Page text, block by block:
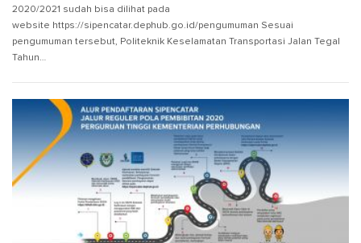
2020/2021 sudah bisa dilihat pada
website https://sipencatar.dephub.go.id/pengumuman Sesuai
pengumuman tersebut, Politeknik Keselamatan Transportasi Jalan Tegal
Tahun…